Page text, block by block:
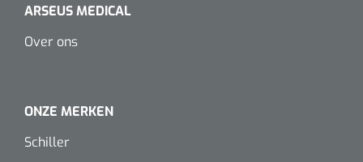
Draaischijven
ARSEUS MEDICAL
Over ons
ONZE MERKEN
Schiller